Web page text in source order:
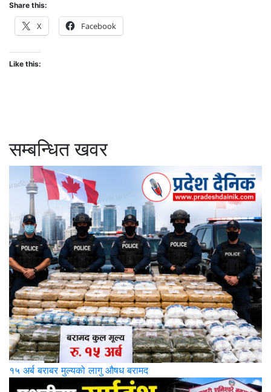
Share this:
X Facebook
Like this:
सम्बन्धित खवर
१५ अर्ब बराबर मुल्यको लागु औषध बरामद